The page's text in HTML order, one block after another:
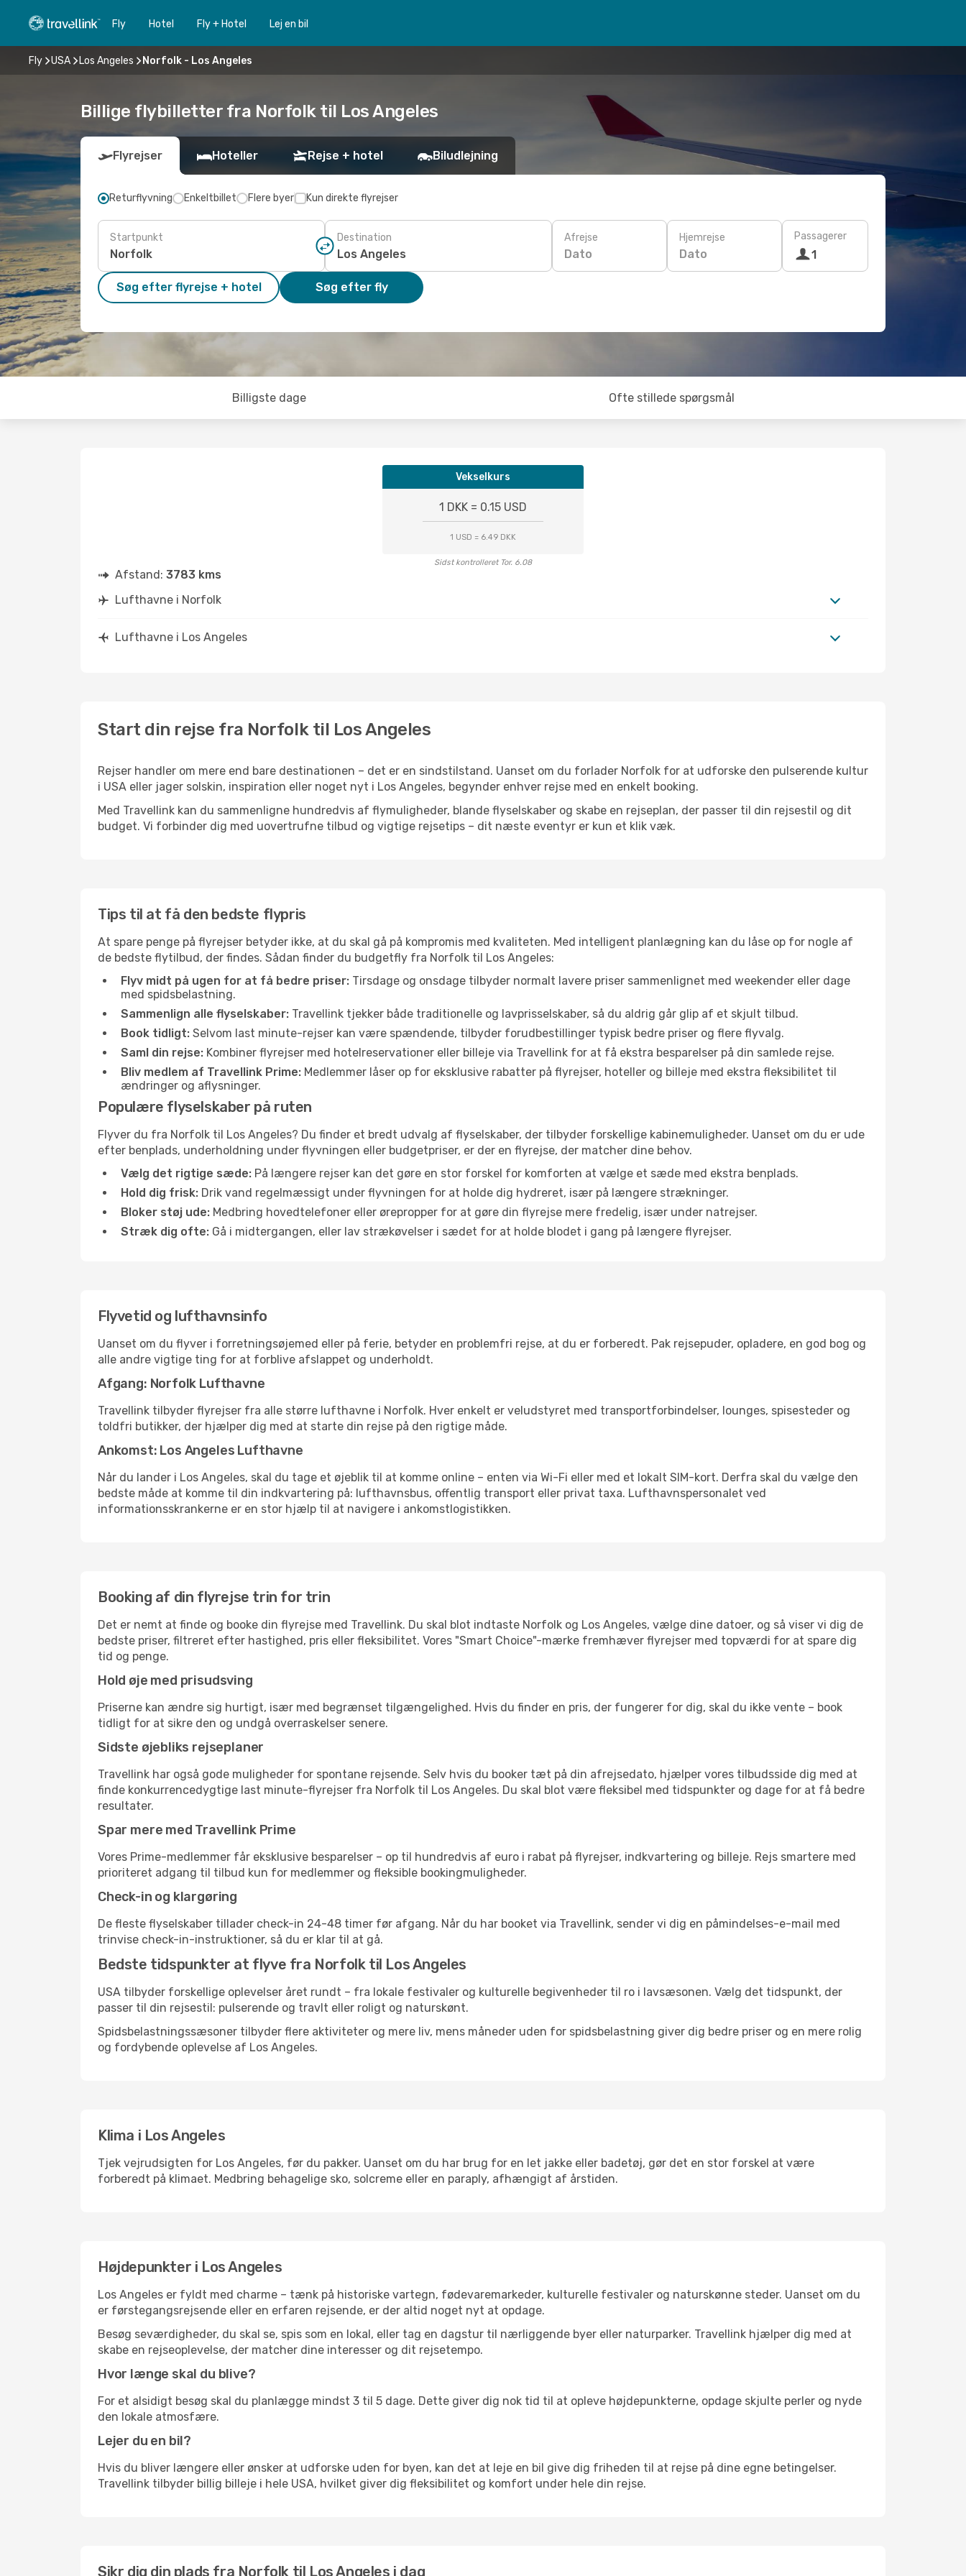
Fly Hotel Fly + Hotel Lej en bil
Fly USA Los Angeles Norfolk - Los Angeles
Billige flybilletter fra Norfolk til Los Angeles
Flyrejser Hoteller Rejse + hotel Biludlejning
Returflyvning Enkeltbillet Flere byer Kun direkte flyrejser
Startpunkt Destination Afrejse
Dato
Hjemrejse
Dato
Passagerer
1
Søg efter flyrejse + hotel Søg efter fly
Billigste dage Ofte stillede spørgsmål
Vekselkurs
1 DKK = 0.15 USD
1 USD = 6.49 DKK
Sidst kontrolleret Tor. 6.08
Afstand: 3783 kms
Lufthavne i Norfolk
Lufthavne i Los Angeles
Start din rejse fra Norfolk til Los Angeles
Rejser handler om mere end bare destinationen – det er en sindstilstand. Uanset om du forlader Norfolk for at udforske den pulserende kultur
i USA eller jager solskin, inspiration eller noget nyt i Los Angeles, begynder enhver rejse med en enkelt booking.
Med Travellink kan du sammenligne hundredvis af flymuligheder, blande flyselskaber og skabe en rejseplan, der passer til din rejsestil og dit
budget. Vi forbinder dig med uovertrufne tilbud og vigtige rejsetips – dit næste eventyr er kun et klik væk.
Tips til at få den bedste flypris
At spare penge på flyrejser betyder ikke, at du skal gå på kompromis med kvaliteten. Med intelligent planlægning kan du låse op for nogle af
de bedste flytilbud, der findes. Sådan finder du budgetfly fra Norfolk til Los Angeles:
Flyv midt på ugen for at få bedre priser: Tirsdage og onsdage tilbyder normalt lavere priser sammenlignet med weekender eller dage
med spidsbelastning.
Sammenlign alle flyselskaber: Travellink tjekker både traditionelle og lavprisselskaber, så du aldrig går glip af et skjult tilbud.
Book tidligt: Selvom last minute-rejser kan være spændende, tilbyder forudbestillinger typisk bedre priser og flere flyvalg.
Saml din rejse: Kombiner flyrejser med hotelreservationer eller billeje via Travellink for at få ekstra besparelser på din samlede rejse.
Bliv medlem af Travellink Prime: Medlemmer låser op for eksklusive rabatter på flyrejser, hoteller og billeje med ekstra fleksibilitet til
ændringer og aflysninger.
Populære flyselskaber på ruten
Flyver du fra Norfolk til Los Angeles? Du finder et bredt udvalg af flyselskaber, der tilbyder forskellige kabinemuligheder. Uanset om du er ude
efter benplads, underholdning under flyvningen eller budgetpriser, er der en flyrejse, der matcher dine behov.
Vælg det rigtige sæde: På længere rejser kan det gøre en stor forskel for komforten at vælge et sæde med ekstra benplads.
Hold dig frisk: Drik vand regelmæssigt under flyvningen for at holde dig hydreret, især på længere strækninger.
Bloker støj ude: Medbring hovedtelefoner eller ørepropper for at gøre din flyrejse mere fredelig, især under natrejser.
Stræk dig ofte: Gå i midtergangen, eller lav strækøvelser i sædet for at holde blodet i gang på længere flyrejser.
Flyvetid og lufthavnsinfo
Uanset om du flyver i forretningsøjemed eller på ferie, betyder en problemfri rejse, at du er forberedt. Pak rejsepuder, opladere, en god bog og
alle andre vigtige ting for at forblive afslappet og underholdt.
Afgang: Norfolk Lufthavne
Travellink tilbyder flyrejser fra alle større lufthavne i Norfolk. Hver enkelt er veludstyret med transportforbindelser, lounges, spisesteder og
toldfri butikker, der hjælper dig med at starte din rejse på den rigtige måde.
Ankomst: Los Angeles Lufthavne
Når du lander i Los Angeles, skal du tage et øjeblik til at komme online – enten via Wi-Fi eller med et lokalt SIM-kort. Derfra skal du vælge den
bedste måde at komme til din indkvartering på: lufthavnsbus, offentlig transport eller privat taxa. Lufthavnspersonalet ved
informationsskrankerne er en stor hjælp til at navigere i ankomstlogistikken.
Booking af din flyrejse trin for trin
Det er nemt at finde og booke din flyrejse med Travellink. Du skal blot indtaste Norfolk og Los Angeles, vælge dine datoer, og så viser vi dig de
bedste priser, filtreret efter hastighed, pris eller fleksibilitet. Vores "Smart Choice"-mærke fremhæver flyrejser med topværdi for at spare dig
tid og penge.
Hold øje med prisudsving
Priserne kan ændre sig hurtigt, især med begrænset tilgængelighed. Hvis du finder en pris, der fungerer for dig, skal du ikke vente – book
tidligt for at sikre den og undgå overraskelser senere.
Sidste øjebliks rejseplaner
Travellink har også gode muligheder for spontane rejsende. Selv hvis du booker tæt på din afrejsedato, hjælper vores tilbudsside dig med at
finde konkurrencedygtige last minute-flyrejser fra Norfolk til Los Angeles. Du skal blot være fleksibel med tidspunkter og dage for at få bedre
resultater.
Spar mere med Travellink Prime
Vores Prime-medlemmer får eksklusive besparelser – op til hundredvis af euro i rabat på flyrejser, indkvartering og billeje. Rejs smartere med
prioriteret adgang til tilbud kun for medlemmer og fleksible bookingmuligheder.
Check-in og klargøring
De fleste flyselskaber tillader check-in 24-48 timer før afgang. Når du har booket via Travellink, sender vi dig en påmindelses-e-mail med
trinvise check-in-instruktioner, så du er klar til at gå.
Bedste tidspunkter at flyve fra Norfolk til Los Angeles
USA tilbyder forskellige oplevelser året rundt – fra lokale festivaler og kulturelle begivenheder til ro i lavsæsonen. Vælg det tidspunkt, der
passer til din rejsestil: pulserende og travlt eller roligt og naturskønt.
Spidsbelastningssæsoner tilbyder flere aktiviteter og mere liv, mens måneder uden for spidsbelastning giver dig bedre priser og en mere rolig
og fordybende oplevelse af Los Angeles.
Klima i Los Angeles
Tjek vejrudsigten for Los Angeles, før du pakker. Uanset om du har brug for en let jakke eller badetøj, gør det en stor forskel at være
forberedt på klimaet. Medbring behagelige sko, solcreme eller en paraply, afhængigt af årstiden.
Højdepunkter i Los Angeles
Los Angeles er fyldt med charme – tænk på historiske vartegn, fødevaremarkeder, kulturelle festivaler og naturskønne steder. Uanset om du
er førstegangsrejsende eller en erfaren rejsende, er der altid noget nyt at opdage.
Besøg seværdigheder, du skal se, spis som en lokal, eller tag en dagstur til nærliggende byer eller naturparker. Travellink hjælper dig med at
skabe en rejseoplevelse, der matcher dine interesser og dit rejsetempo.
Hvor længe skal du blive?
For et alsidigt besøg skal du planlægge mindst 3 til 5 dage. Dette giver dig nok tid til at opleve højdepunkterne, opdage skjulte perler og nyde
den lokale atmosfære.
Lejer du en bil?
Hvis du bliver længere eller ønsker at udforske uden for byen, kan det at leje en bil give dig friheden til at rejse på dine egne betingelser.
Travellink tilbyder billig billeje i hele USA, hvilket giver dig fleksibilitet og komfort under hele din rejse.
Sikr dig din plads fra Norfolk til Los Angeles i dag